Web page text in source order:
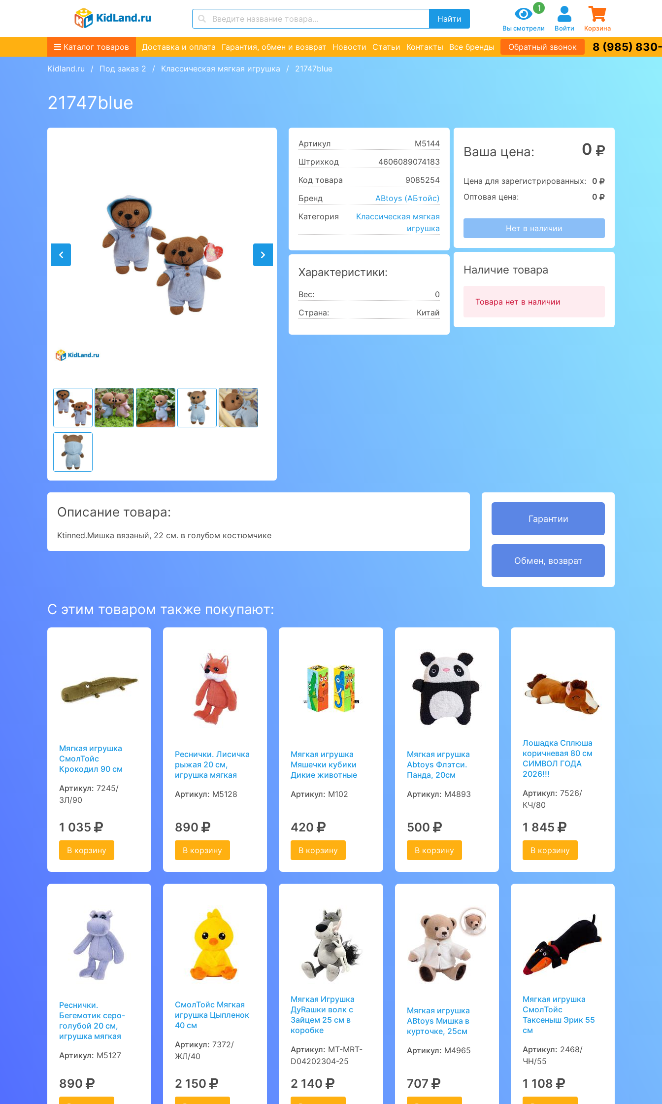
Найти
1
Вы смотрели Войти Корзина
Каталог товаров Доставка и оплата Гарантия, обмен и возврат Новости Статьи Контакты Все бренды Обратный звонок 8 (985)
Kidland.ru Под заказ 2 Классическая мягкая игрушка 21747blue
21747blue
Артикул
M5144
Штрихкод
4606089074183
Код товара
9085254
Бренд
ABtoys (АБтойс)
Категория
Классическая мягкая
игрушка
Характеристики:
Вес:
0
Страна:
Китай
Ваша цена: 0
Цена для зарегистрированных:
0
Оптовая цена:
0
Нет в наличии
Наличие товара
Товара нет в наличии
Описание товара:
Ktinned.Мишка вязаный, 22 см. в голубом костюмчике
Гарантии
Обмен, возврат
С этим товаром также покупают:
Мягкая игрушка
СмолТойс
Крокодил 90 см
Артикул: 7245/
ЗЛ/90
1 035
В корзину
Реснички. Лисичка
рыжая 20 см,
игрушка мягкая
Артикул: M5128
890
В корзину
Мягкая игрушка
Мяшечки кубики
Дикие животные
Артикул: М102
420
В корзину
Мягкая игрушка
Abtoys Флэтси.
Панда, 20см
Артикул: M4893
500
В корзину
Лошадка Сплюша
коричневая 80 см
СИМВОЛ ГОДА
2026!!!
Артикул: 7526/
КЧ/80
1 845
В корзину
Реснички.
Бегемотик серо-
голубой 20 см,
игрушка мягкая
Артикул: M5127
890
СмолТойс Мягкая
игрушка Цыпленок
40 см
Артикул: 7372/
ЖЛ/40
2 150
Мягкая Игрушка
ДуRашки волк с
Зайцем 25 см в
коробке
Артикул: MT-MRT-
D04202304-25
2 140
Мягкая игрушка
ABtoys Мишка в
курточке, 25см
Артикул: M4965
707
Мягкая игрушка
СмолТойс
Таксеныш Эрик 55
см
Артикул: 2468/
ЧН/55
1 108